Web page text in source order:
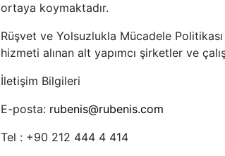
ortaya koymaktadır.
Rüşvet ve Yolsuzlukla Mücadele
hizmeti alınan alt yapımcı şirketler ve
İletişim Bilgileri
E-posta: rubenis@rubenis.com
Tel : +90 212 444 4 414